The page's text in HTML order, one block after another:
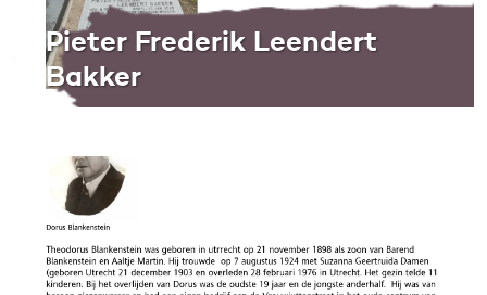
Pieter Frederik Leendert
Bakker